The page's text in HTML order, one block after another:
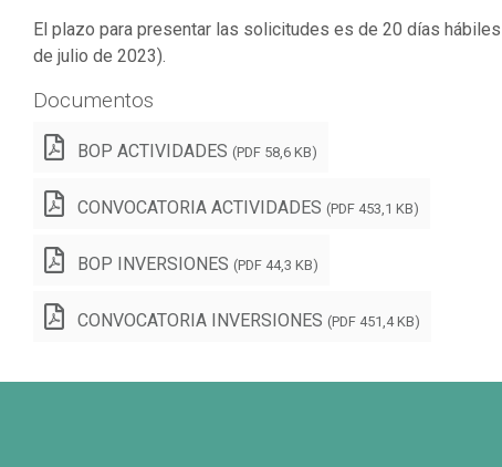
El plazo para presentar las solicitudes es de 20 días
de julio de 2023).
Documentos
BOP ACTIVIDADES (PDF 58,6 KB)
CONVOCATORIA ACTIVIDADES (PDF 453,1 KB)
BOP INVERSIONES (PDF 44,3 KB)
CONVOCATORIA INVERSIONES (PDF 451,4 KB)